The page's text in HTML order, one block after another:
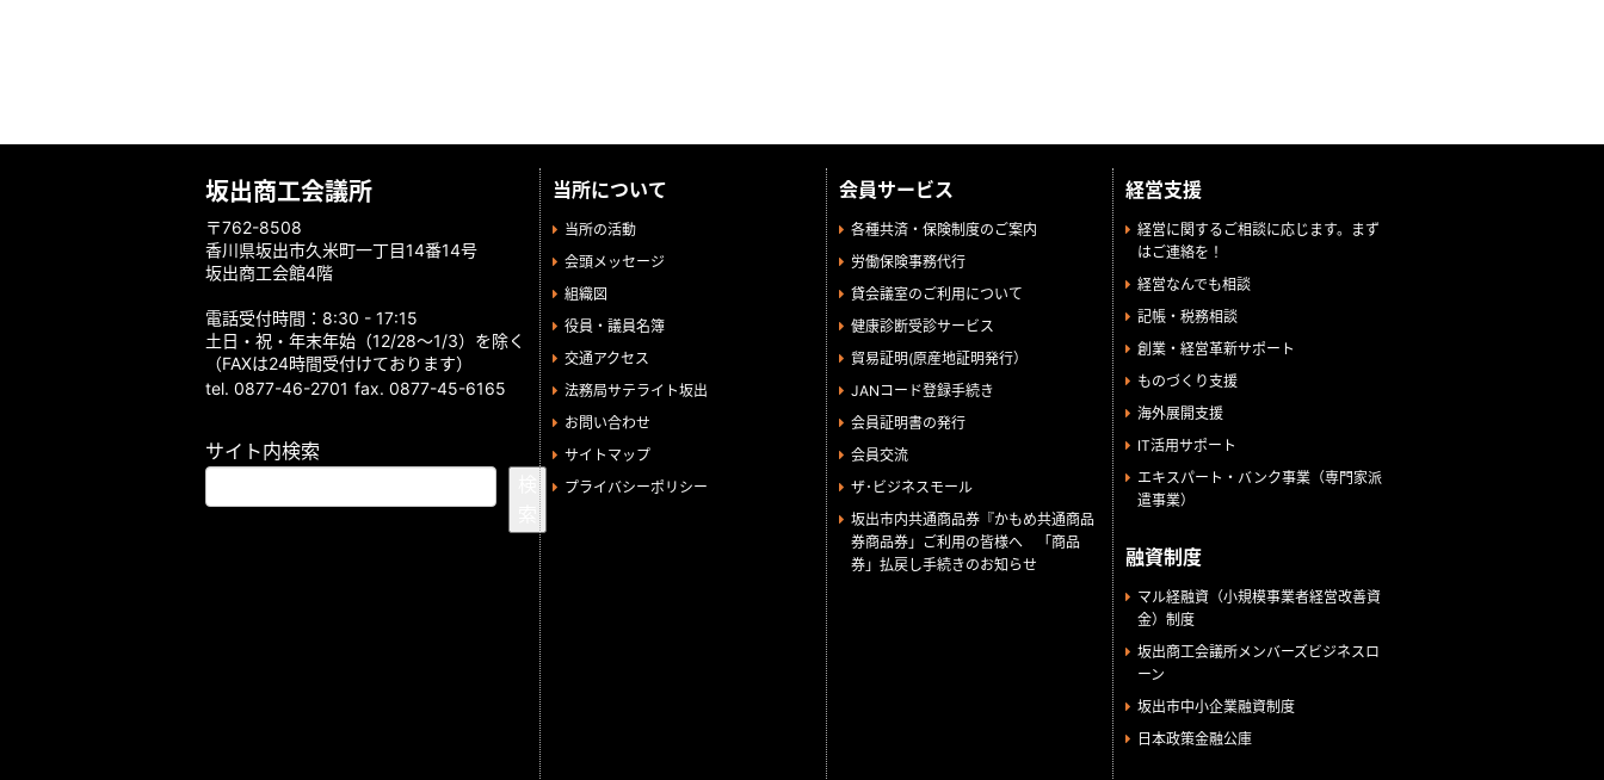
坂出商工会議所
〒762-8508
香川県坂出市久米町一丁目14番14号
坂出商工会館4階
電話受付時間：8:30 - 17:15
土日・祝・年末年始（12/28～1/3）を除く
（FAXは24時間受付けております）
tel. 0877-46-2701 fax. 0877-45-6165
サイト内検索
当所について
当所の活動
会頭メッセージ
組織図
役員・議員名簿
交通アクセス
法務局サテライト坂出
お問い合わせ
サイトマップ
プライバシーポリシー
会員サービス
各種共済・保険制度のご案内
労働保険事務代行
貸会議室のご利用について
健康診断受診サービス
貿易証明(原産地証明発行）
JANコード登録手続き
会員証明書の発行
会員交流
ザ･ビジネスモール
坂出市内共通商品券『かもめ共通商品
券商品券」ご利用の皆様へ 「商品
券」払戻し手続きのお知らせ
経営支援
経営に関するご相談に応じます。まず
はご連絡を！
経営なんでも相談
記帳・税務相談
創業・経営革新サポート
ものづくり支援
海外展開支援
IT活用サポート
エキスパート・バンク事業（専門家派
遣事業）
融資制度
マル経融資（小規模事業者経営改善資
金）制度
坂出商工会議所メンバーズビジネスロ
ーン
坂出市中小企業融資制度
日本政策金融公庫